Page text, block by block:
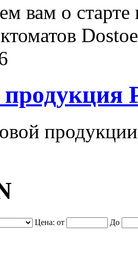
вам о старте
продукция
Цена: от До